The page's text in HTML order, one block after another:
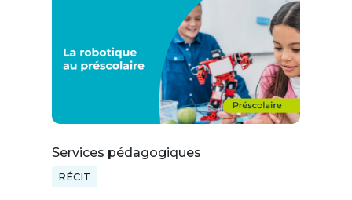
Services pédagogiques
RÉCIT